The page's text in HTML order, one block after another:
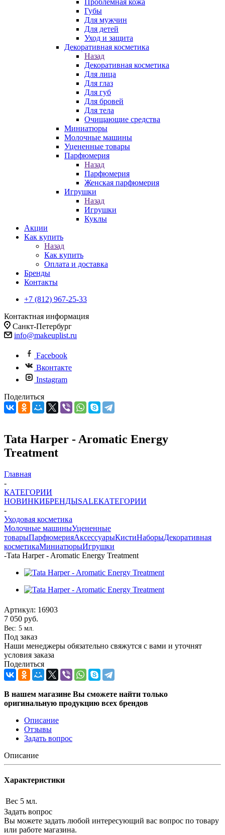
Проблемная кожа
Губы
Для мужчин
Для детей
Уход и защита
Декоративная косметика
Назад
Декоративная косметика
Для лица
Для глаз
Для губ
Для бровей
Для тела
Очищающие средства
Миниатюры
Молочные машины
Уцененные товары
Парфюмерия
Назад
Парфюмерия
Женская парфюмерия
Игрушки
Назад
Игрушки
Куклы
Акции
Как купить
Назад
Как купить
Оплата и доставка
Бренды
Контакты
+7 (812) 967-25-33
Контактная информация
Санкт-Петербург
info@makeuplist.ru
Facebook
Вконтакте
Instagram
Поделиться
Tata Harper - Aromatic Energy
Treatment
Главная
-
КАТЕГОРИИ
НОВИНКИБРЕНДЫSALEКАТЕГОРИИ
-
Уходовая косметика
Молочные машиныУцененные
товарыПарфюмерияАксессуарыКистиНаборыДекоративная
косметикаМиниатюрыИгрушки
-Tata Harper - Aromatic Energy Treatment
Артикул: 16903
7 050 руб.
Вес: 5 мл.
Под заказ
Наши менеджеры обязательно свяжутся с вами и уточнят
условия заказа
Поделиться
В нашем магазине Вы сможете найти только
оригинальную продукцию всех брендов
Описание
Отзывы
Задать вопрос
Описание
Характеристики
Вес 5 мл.
Задать вопрос
Вы можете задать любой интересующий вас вопрос по товару
или работе магазина.